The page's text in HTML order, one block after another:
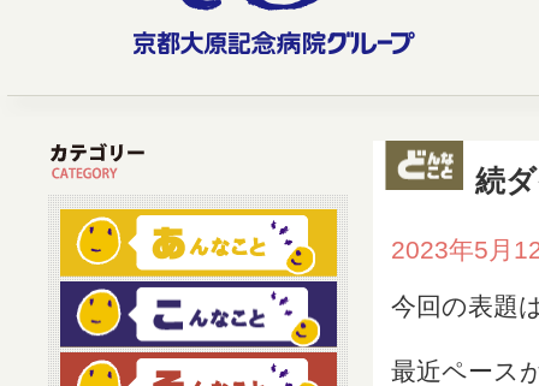
続
2023年5月
今回の表題
最近ペース